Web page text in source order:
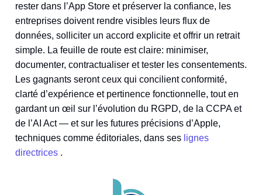
rester dans l’App Store et préserver la confiance, les
entreprises doivent rendre visibles leurs flux de
données, solliciter un accord explicite et offrir un retrait
simple. La feuille de route est claire: minimiser,
documenter, contractualiser et tester les consentements.
Les gagnants seront ceux qui concilient conformité,
clarté d’expérience et pertinence fonctionnelle, tout en
gardant un œil sur l’évolution du RGPD, de la CCPA et
de l’AI Act — et sur les futures précisions d’Apple,
techniques comme éditoriales, dans ses lignes
directrices .